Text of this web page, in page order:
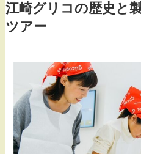
江崎グリコの歴史と
ツアー